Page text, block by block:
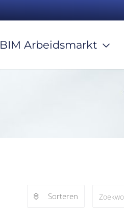
Sorteren
BIM Arbeidsmarkt